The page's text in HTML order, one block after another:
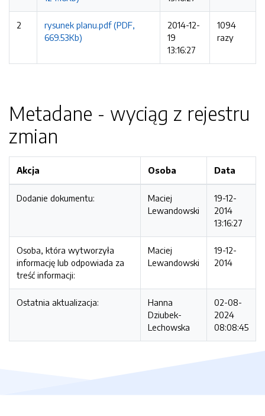
2
rysunek planu.pdf (PDF,
669.53Kb)
2014-12-
19
13:16:27
1094
razy
Metadane - wyciąg z rejestru
zmian
Akcja Osoba Data
Dodanie dokumentu:
Maciej
Lewandowski
19-12-
2014
13:16:27
Osoba, która wytworzyła
informację lub odpowiada za
treść informacji:
Maciej
Lewandowski
19-12-
2014
Ostatnia aktualizacja:
Hanna
Dziubek-
Lechowska
02-08-
2024
08:08:45